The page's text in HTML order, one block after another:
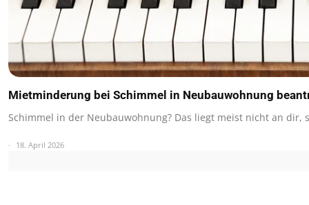
Mietminderung bei Schimmel in Neubauwohnung
Schimmel in der Neubauwohnung? Das liegt meist nicht an dir,
18. April 2026